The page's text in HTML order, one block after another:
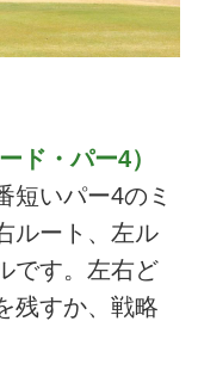
ド・パー4）
短いパー4のミ
ルート、左ル
です。左右ど
残すか、戦略